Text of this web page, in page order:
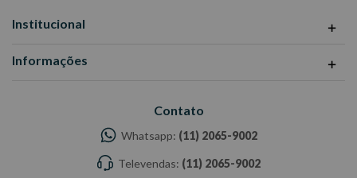
Institucional
Informações
Contato
Whatsapp: (11) 2065-9002
Televendas: (11) 2065-9002